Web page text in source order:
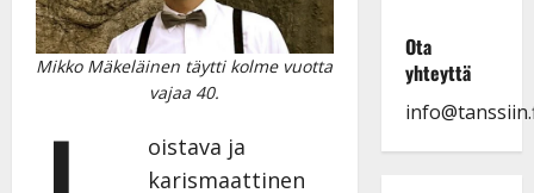
Mikko Mäkeläinen täytti kolme vuotta
vajaa 40.
oistava ja
karismaattinen
Ota
yhteyttä